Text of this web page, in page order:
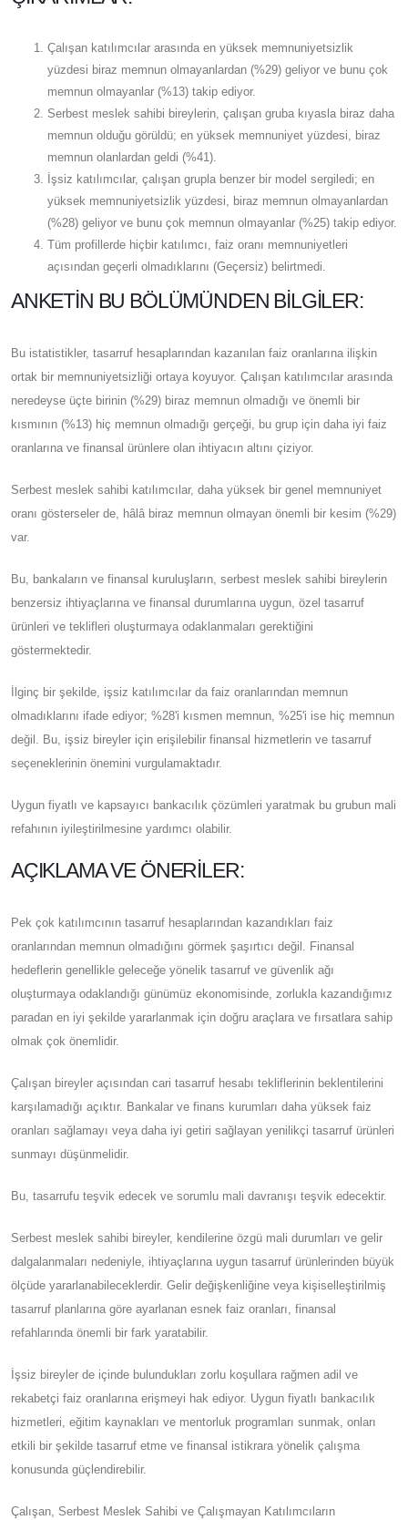
Çalışan katılımcılar arasında en yüksek memnuniyetsizlik
yüzdesi biraz memnun olmayanlardan (%29) geliyor ve bunu çok
memnun olmayanlar (%13) takip ediyor.
Serbest meslek sahibi bireylerin, çalışan gruba kıyasla biraz daha
memnun olduğu görüldü; en yüksek memnuniyet yüzdesi, biraz
memnun olanlardan geldi (%41).
İşsiz katılımcılar, çalışan grupla benzer bir model sergiledi; en
yüksek memnuniyetsizlik yüzdesi, biraz memnun olmayanlardan
(%28) geliyor ve bunu çok memnun olmayanlar (%25) takip ediyor.
Tüm profillerde hiçbir katılımcı, faiz oranı memnuniyetleri
açısından geçerli olmadıklarını (Geçersiz) belirtmedi.
ANKETIN BU BÖLÜMÜNDEN BILGILER:
Bu istatistikler, tasarruf hesaplarından kazanılan faiz oranlarına ilişkin
ortak bir memnuniyetsizliği ortaya koyuyor. Çalışan katılımcılar arasında
neredeyse üçte birinin (%29) biraz memnun olmadığı ve önemli bir
kısmının (%13) hiç memnun olmadığı gerçeği, bu grup için daha iyi faiz
oranlarına ve finansal ürünlere olan ihtiyacın altını çiziyor.
Serbest meslek sahibi katılımcılar, daha yüksek bir genel memnuniyet
oranı gösterseler de, hâlâ biraz memnun olmayan önemli bir kesim (%29)
var.
Bu, bankaların ve finansal kuruluşların, serbest meslek sahibi bireylerin
benzersiz ihtiyaçlarına ve finansal durumlarına uygun, özel tasarruf
ürünleri ve teklifleri oluşturmaya odaklanmaları gerektiğini
göstermektedir.
İlginç bir şekilde, işsiz katılımcılar da faiz oranlarından memnun
olmadıklarını ifade ediyor; %28'i kısmen memnun, %25'i ise hiç memnun
değil. Bu, işsiz bireyler için erişilebilir finansal hizmetlerin ve tasarruf
seçeneklerinin önemini vurgulamaktadır.
Uygun fiyatlı ve kapsayıcı bankacılık çözümleri yaratmak bu grubun mali
refahının iyileştirilmesine yardımcı olabilir.
AÇIKLAMA VE ÖNERILER:
Pek çok katılımcının tasarruf hesaplarından kazandıkları faiz
oranlarından memnun olmadığını görmek şaşırtıcı değil. Finansal
hedeflerin genellikle geleceğe yönelik tasarruf ve güvenlik ağı
oluşturmaya odaklandığı günümüz ekonomisinde, zorlukla kazandığımız
paradan en iyi şekilde yararlanmak için doğru araçlara ve fırsatlara sahip
olmak çok önemlidir.
Çalışan bireyler açısından cari tasarruf hesabı tekliflerinin beklentilerini
karşılamadığı açıktır. Bankalar ve finans kurumları daha yüksek faiz
oranları sağlamayı veya daha iyi getiri sağlayan yenilikçi tasarruf ürünleri
sunmayı düşünmelidir.
Bu, tasarrufu teşvik edecek ve sorumlu mali davranışı teşvik edecektir.
Serbest meslek sahibi bireyler, kendilerine özgü mali durumları ve gelir
dalgalanmaları nedeniyle, ihtiyaçlarına uygun tasarruf ürünlerinden büyük
ölçüde yararlanabileceklerdir. Gelir değişkenliğine veya kişiselleştirilmiş
tasarruf planlarına göre ayarlanan esnek faiz oranları, finansal
refahlarında önemli bir fark yaratabilir.
İşsiz bireyler de içinde bulundukları zorlu koşullara rağmen adil ve
rekabetçi faiz oranlarına erişmeyi hak ediyor. Uygun fiyatlı bankacılık
hizmetleri, eğitim kaynakları ve mentorluk programları sunmak, onları
etkili bir şekilde tasarruf etme ve finansal istikrara yönelik çalışma
konusunda güçlendirebilir.
Çalışan, Serbest Meslek Sahibi ve Çalışmayan Katılımcıların